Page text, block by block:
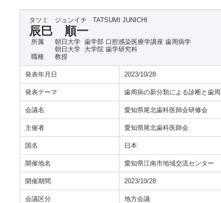
タツミ ジュンイチ TATSUMI JUNICHI
辰巳 順一
所属
朝日大学 歯学部 口腔感染医療学講座 歯周病学
朝日大学 大学院 歯学研究科
職種
教授
発表年月日 2023/10/28
発表テーマ 歯周病の新分類による診断と歯
会議名 愛知県尾北歯科医師会研修会
主催者 愛知県尾北歯科医師会
国名 日本
開催地名 愛知県江南市地域交流センター
開催期間 2023/10/28
会議区分 地方会議